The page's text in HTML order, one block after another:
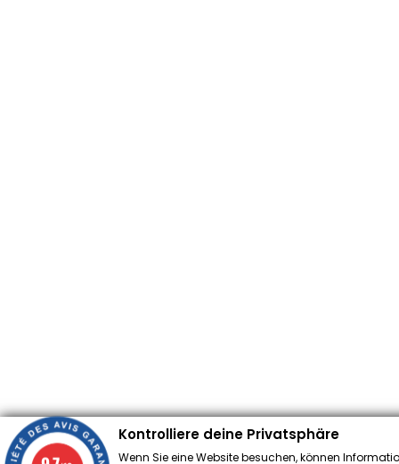
Kontrolliere deine Privatsphäre
Wenn Sie eine Website besuchen, können